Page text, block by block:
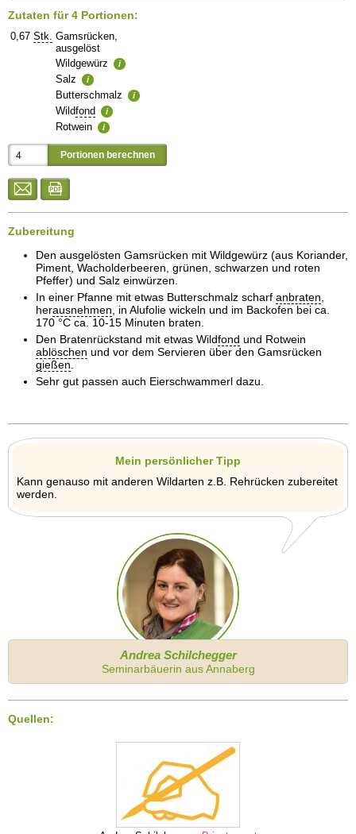
Zutaten für 4 Portionen:
0,67 Stk. Gamsrücken,
ausgelöst
Wildgewürz
i
Salz i
Butterschmalz i
Wildfond i
Rotwein i
Zubereitung
Den ausgelösten Gamsrücken mit Wildgewürz (aus Koriander,
Piment, Wacholderbeeren, grünen, schwarzen und roten
Pfeffer) und Salz einwürzen.
In einer Pfanne mit etwas Butterschmalz scharf anbraten
herausnehmen , in Alufolie wickeln und im Backofen bei ca.
170 °C ca. 10-15 Minuten braten.
Den Bratenrückstand mit etwas Wildfond und Rotwein
ablöschen und vor dem Servieren über den Gamsrücken
gießen
Sehr gut passen auch Eierschwammerl dazu.
Mein persönlicher Tipp
Kann genauso mit anderen Wildarten z.B. Rehrücken zubereitet
werden.
Andrea Schilchegger
Seminarbäuerin aus Annaberg
Quellen: